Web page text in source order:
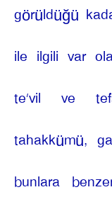
görüldüğü
ile ilgili var
te’vil ve
tahakkümü,
bunlara